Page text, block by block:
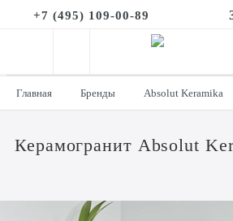
+7 (495) 109-00-89
Главная Бренды Absolut Keramika
Керамогранит Absolut